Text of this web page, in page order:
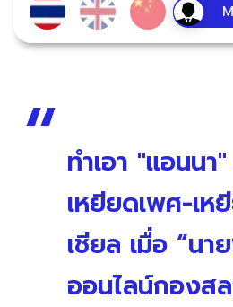
ทำเอา "แอนน
เหยียดเพศ-เห
เชียล เมื่อ “น
ออนไลน์กองส